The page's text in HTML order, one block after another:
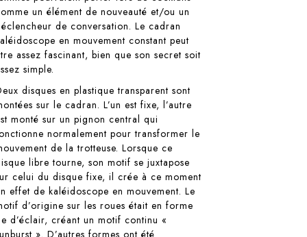
un élément de nouveauté et/ou un
de conversation. Le cadran
en mouvement constant peut
assez fascinant, bien que son secret soit
simple.
disques en plastique transparent sont
sur le cadran. L’un est fixe, l’autre
monté sur un pignon central qui
normalement pour transformer le
de la trotteuse. Lorsque ce
libre tourne, son motif se juxtapose
celui du disque fixe, il crée à ce moment
effet de kaléidoscope en mouvement. Le
d’origine sur les roues était en forme
d’éclair, créant un motif continu «
». D’autres formes ont été